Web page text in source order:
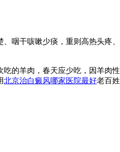
咽干咳嗽少痰，重则高热头疼
的羊肉，春天应少吃，因羊肉
北京治白癜风哪家医院最好老百